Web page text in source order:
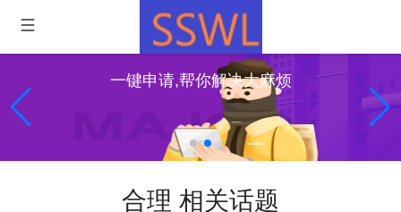
一键申请,帮你解决大麻烦
合理 相关话题